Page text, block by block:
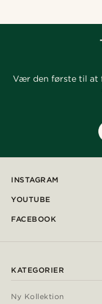
Vær den første til at
INSTAGRAM
YOUTUBE
FACEBOOK
KATEGORIER
Ny Kollektion